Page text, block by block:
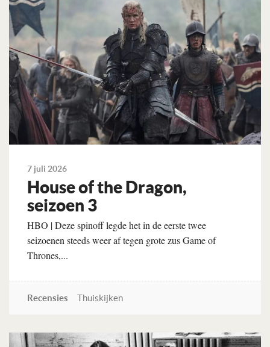
7 juli 2026
House of the Dragon,
seizoen 3
HBO | Deze spinoff legde het in de eerste twee
seizoenen steeds weer af tegen grote zus Game of
Thrones,...
Recensies Thuiskijken
Lees verder